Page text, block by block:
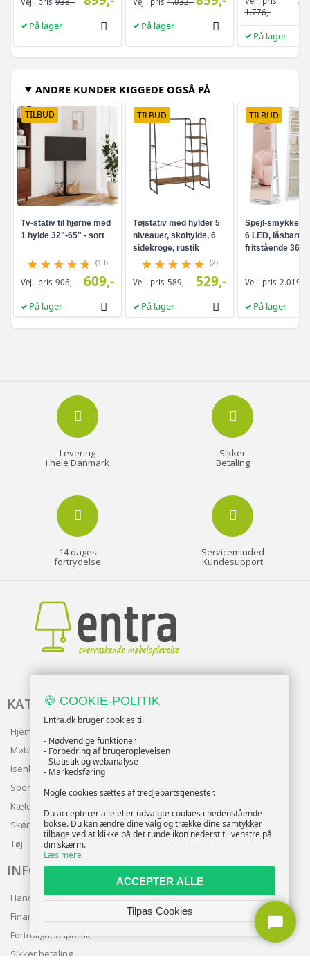
På lager På lager
1.776,-
På lager
ANDRE KUNDER KIGGEDE OGSÅ PÅ
TILBUD
Tv-stativ til hjørne med
1 hylde 32"-65" - sort
(13)
Vejl. pris 906,- 609,-
På lager
TILBUD
Tøjstativ med hylder 5
niveauer, skohylde, 6
sidekroge, rustik
brun/sort
(2)
Vejl. pris 589,- 529,-
På lager
TILBUD
Spejl-
6 LED, låsbart -
fritstående 360°
helkropsspejl, 3
hvid/greige
Vejl. pris 2.019,-
På lager
Levering
i hele Danmark
Sikker
Betaling
14 dages
fortrydelse
Serviceminded
Kundesupport
KATALOG
Hjem & Have
Møbler
Isenkram
Sport
Kæledyr
Skønhed
Tøj
INFO
Handelsbetingelser
Finansering
Fortrolighedspolitik
Sikker betaling
🍪 COOKIE-POLITIK
Entra.dk bruger cookies til
- Nødvendige funktioner
- Forbedring af brugeroplevelsen
- Statistik og webanalyse
- Markedsføring
Nogle cookies sættes af tredjepartstjenester.
Du accepterer alle eller udvalgte cookies i nedenstående
bokse. Du kan ændre dine valg og trække dine samtykker
tilbage ved at klikke på det runde ikon nederst til venstre på
din skærm.
Læs mere
ACCEPTER ALLE
Tilpas Cookies